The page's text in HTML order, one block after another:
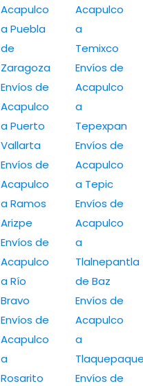
Acapulco
a Puebla
de
Zaragoza
Envíos de
Acapulco
a Puerto
Vallarta
Envíos de
Acapulco
a Ramos
Arizpe
Envíos de
Acapulco
a Río
Bravo
Envíos de
Acapulco
a
Rosarito
Acapulco
a
Temixco
Envíos de
Acapulco
a
Tepexpan
Envíos de
Acapulco
a Tepic
Envíos de
Acapulco
a
Tlalnepantla
de Baz
Envíos de
Acapulco
a
Envíos de